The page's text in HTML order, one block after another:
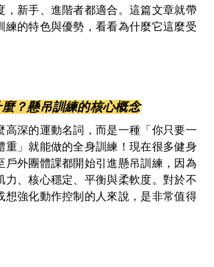
，新手、進階者都適合。這篇文章就帶
練的特色與優勢，看看為什麼它這麼受
麼？懸吊訓練的核心概念
高深的運動名詞，而是一種「你只要一
重」就能做的全身訓練！現在很多健身
戶外團體課都開始引進懸吊訓練，因為
力、核心穩定、平衡與柔軟度。對於不
想強化動作控制的人來說，是非常值得